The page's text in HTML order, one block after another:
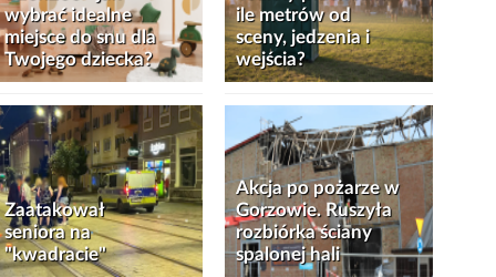
wybrać idealne
miejsce do snu dla
Twojego dziecka?
ile metrów od
sceny, jedzenia i
wejścia?
Zaatakował
seniora na
"kwadracie"
Akcja po pożarze w
Gorzowie. Ruszyła
rozbiórka ściany
spalonej hali